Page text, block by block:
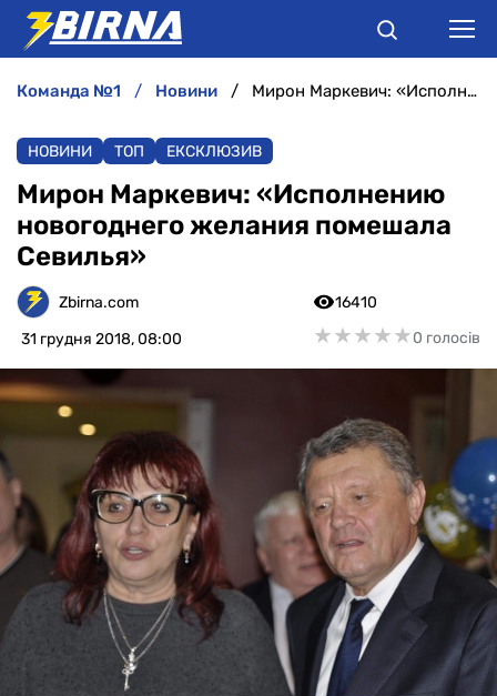
АНАЛІТИКА
ІНТЕРВ'Ю
РІЗНЕ
БУКМЕКЕРИ
команда №1 новини Мирон Маркевич: «Исполнению новогоднего желания помешала Севилья»
НОВИНИ ТОП ЕКСКЛЮЗИВ
Мирон Маркевич: «Исполнению
новогоднего желания помешала
Севилья»
Zbirna.com
31 грудня 2018, 08:00
16410
★★★★★
★★★★★0 голосів